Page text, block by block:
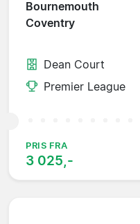
Bournemouth
Coventry
Dean Court
Premier League
PRIS FRA
3 025,-